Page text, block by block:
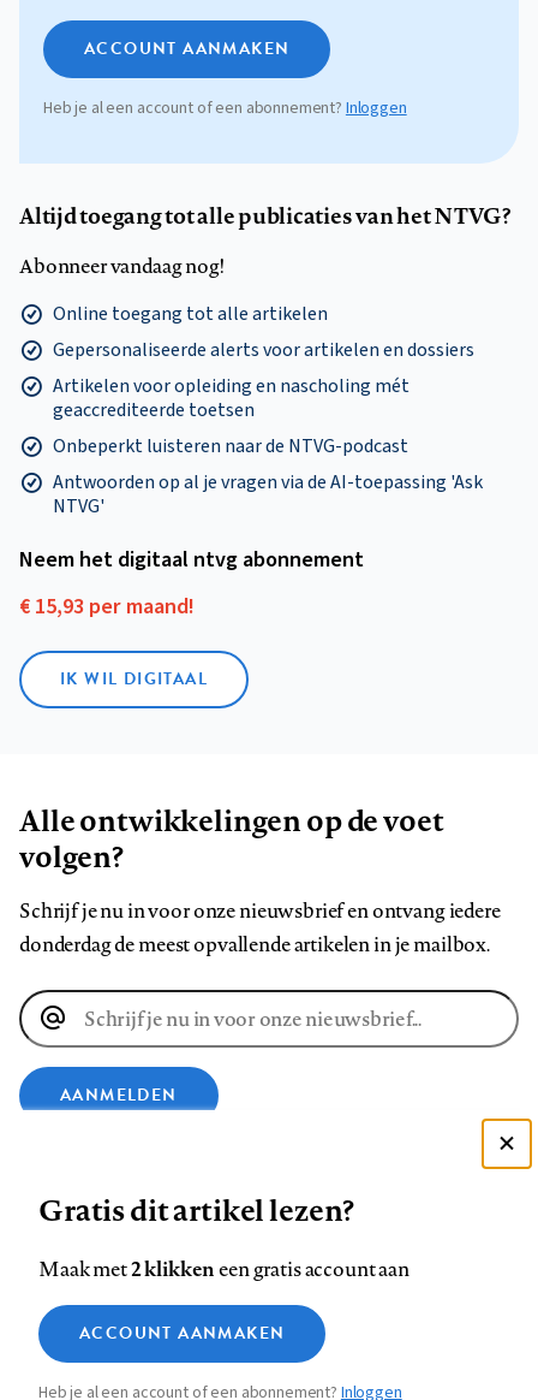
ACCOUNT AANMAKEN
Heb je al een account of een abonnement? Inloggen
Altijd toegang tot alle publicaties van het NTVG?
Abonneer vandaag nog!
Online toegang tot alle artikelen
Gepersonaliseerde alerts voor artikelen en dossiers
Artikelen voor opleiding en nascholing mét
geaccrediteerde toetsen
Onbeperkt luisteren naar de NTVG-podcast
Antwoorden op al je vragen via de AI-toepassing 'Ask
NTVG'
Neem het digitaal ntvg abonnement
€ 15,93 per maand!
IK WIL DIGITAAL
Alle ontwikkelingen op de voet
volgen?
Schrijf je nu in voor onze nieuwsbrief en ontvang iedere
donderdag de meest opvallende artikelen in je mailbox.
E-
mailadres
AANMELDEN
op
Facebook
op
LinkedIn
op
Bluesky
ons
op
InstagramYouTube
Footer
Contact Colofon Disclaimer Privacy
Medische vragen verdienen
betrouwbare antwoorden
Zie onze cookie policy
Analytische cookies
Marketing cookies
Gratis dit artikel lezen?
Maak met2 klikkeneen gratis account aan
ACCOUNT AANMAKEN
Heb je al een account of een abonnement?Inloggen